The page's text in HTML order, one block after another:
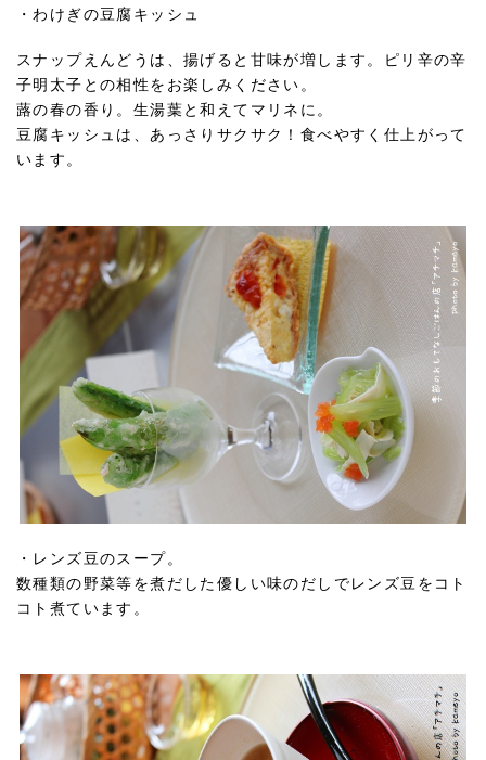
・わけぎの豆腐キッシュ
スナップえんどうは、揚げると甘味が増します。ピリ辛の辛
子明太子との相性をお楽しみください。
蕗の春の香り。生湯葉と和えてマリネに。
豆腐キッシュは、あっさりサクサク！食べやすく仕上がって
います。
・レンズ豆のスープ。
数種類の野菜等を煮だした優しい味のだしでレンズ豆をコト
コト煮ています。